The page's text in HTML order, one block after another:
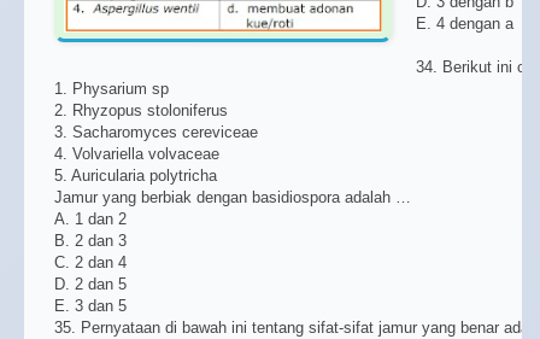
E. 4 dengan a
34. Berikut ini
1. Physarium sp
2. Rhyzopus stoloniferus
3. Sacharomyces cereviceae
4. Volvariella volvaceae
5. Auricularia polytricha
Jamur yang berbiak dengan basidiospora adalah …
A. 1 dan 2
B. 2 dan 3
C. 2 dan 4
D. 2 dan 5
E. 3 dan 5
35. Pernyataan di bawah ini tentang sifat-sifat jamur yang benar